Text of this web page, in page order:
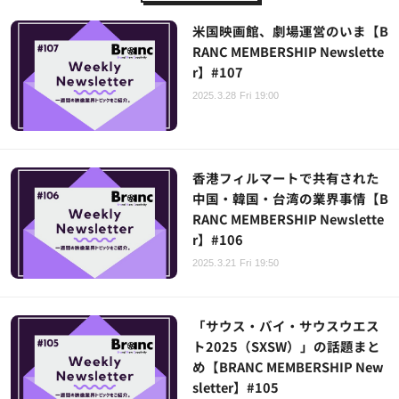
米国映画館、劇場運営のいま【B
RANC MEMBERSHIP Newslette
r】#107
2025.3.28 Fri 19:00
香港フィルマートで共有された
中国・韓国・台湾の業界事情【B
RANC MEMBERSHIP Newslette
r】#106
2025.3.21 Fri 19:50
「サウス・バイ・サウスウエス
ト2025（SXSW）」の話題まと
め【BRANC MEMBERSHIP New
sletter】#105